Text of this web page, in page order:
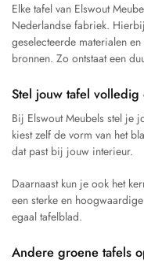
Elke tafel van Elswout
Nederlandse fabriek.
geselecteerde materialen
bronnen. Zo ontstaat een
Stel jouw tafel volledig
Bij Elswout Meubels stel je
kiest zelf de vorm van het
dat past bij jouw interieur.
Daarnaast kun je ook het
een sterke en
egaal tafelblad.
Andere groene tafels